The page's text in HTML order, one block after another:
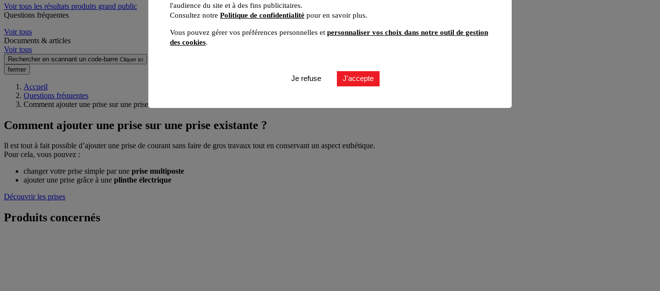
Voir tous les résultats produits grand public
Questions fréquentes
Voir tous
Documents & articles
Voir tous
Rechercher en scannant un code-barre Cliquer ici
fermer
Accueil
Questions fréquentes
Comment ajouter une prise sur une prise existante ?
Comment ajouter une prise sur une prise existante ?
Il est tout à fait possible d’ajouter une prise de courant sans faire de gros travaux tout en conservant un aspect esthétique.
Pour cela, vous pouvez :
changer votre prise simple par une prise multiposte
ajouter une prise grâce à une plinthe électrique
Découvrir les prises
Produits concernés
l'audience du site et à des fins publicitaires.
Consultez notre Politique de confidentialité pour en savoir plus.
Vous pouvez gérer vos préférences personnelles et personnaliser vos choix dans notre outil de gestion
des cookies.
Je refuse J'accepte